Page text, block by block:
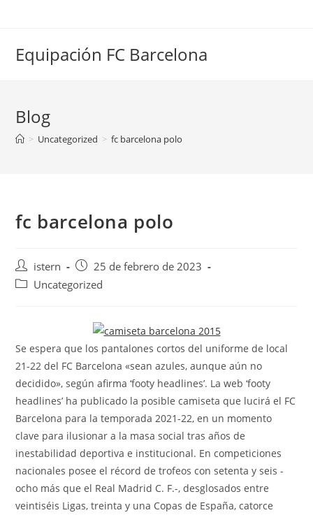
Equipación FC Barcelona
Blog
> Uncategorized > fc barcelona polo
fc barcelona polo
Autor
de
istern
Publicación
de
25 de febrero de 2023
Categoría
Uncategorized
Se espera que los pantalones cortos del uniforme de local
21-22 del FC Barcelona «sean azules, aunque aún no
decidido», según afirma ‘footy headlines’. La web ‘footy
headlines’ ha publicado la posible camiseta que lucirá el FC
Barcelona para la temporada 2021-22, en un momento
clave para ilusionar a la masa social tras años de
inestabilidad deportiva e institucional. En competiciones
nacionales posee el récord de trofeos con setenta y seis -
ocho más que el Real Madrid C. F.-, desglosados entre
veintiséis Ligas, treinta y una Copas de España, catorce